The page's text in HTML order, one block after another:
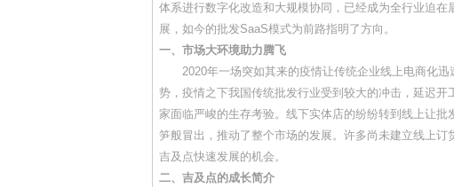
体系进行数字化改造和大规模协同，已经成为全行业迫
展，如今的批发SaaS模式为前路指明了方向。
一、市场大环境助力腾飞
2020年一场突如其来的疫情让传统企业线上电商化迅
势，疫情之下我国传统批发行业受到较大的冲击，延迟
家面临严峻的生存考验。线下实体店的纷纷转到线上让
笋般冒出，推动了整个市场的发展。许多尚未建立线上
吉及点快速发展的机会。
二、吉及点的成长简介